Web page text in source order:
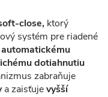
close, ktorý
systém pre riadené
dotiahnutiu
zabraňuje
a zaisťujevyšší